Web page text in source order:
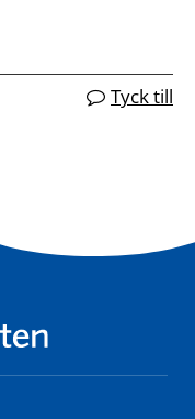
Tyck till